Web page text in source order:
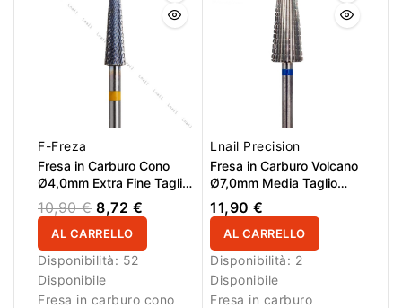
F-Freza
Fresa in Carburo Cono
Ø4,0mm Extra Fine Taglio
Incrociato LL 14,5mm
10,90 € 8,72 €
AL CARRELLO
Disponibilità: 52
Disponibile
Fresa in carburo cono
Lnail Precision
Fresa in Carburo Volcano
Ø7,0mm Media Taglio
Longitudinale LL 15,0mm
L/R
11,90 €
AL CARRELLO
Disponibilità: 2
Disponibile
Fresa in carburo